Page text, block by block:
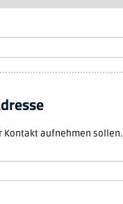
Kontakt aufnehmen sollen.